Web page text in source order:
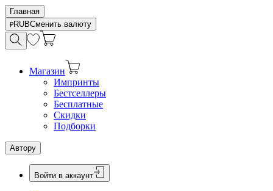
Главная
RUBСменить валюту
Магазин
Импринты
Бестселлеры
Бесплатные
Скидки
Подборки
Автору
Войти в аккаунт